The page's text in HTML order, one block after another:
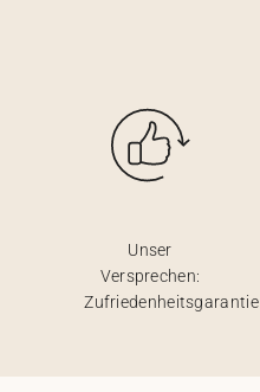
Unser
Versprechen:
Zufriedenheitsgarantie